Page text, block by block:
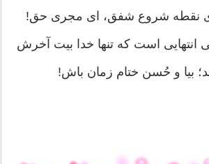
نقطه شروع شفق، ای مجری حق!
انتهایی است که تنها خدا بیت آخرش
بیا و حُسن ختام زمان باش!